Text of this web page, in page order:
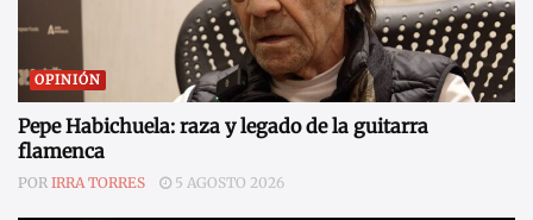
OPINIÓN
Pepe Habichuela: raza y legado de la guitarra
flamenca
POR IRRA TORRES 5 AGOSTO 2026